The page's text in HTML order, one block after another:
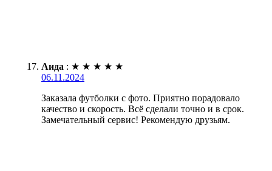
Аида : ★ ★ ★ ★ ★
06.11.2024
Заказала футболки с фото. Приятно порадовало
качество и скорость. Всё сделали точно и в срок.
Замечательный сервис! Рекомендую друзьям.